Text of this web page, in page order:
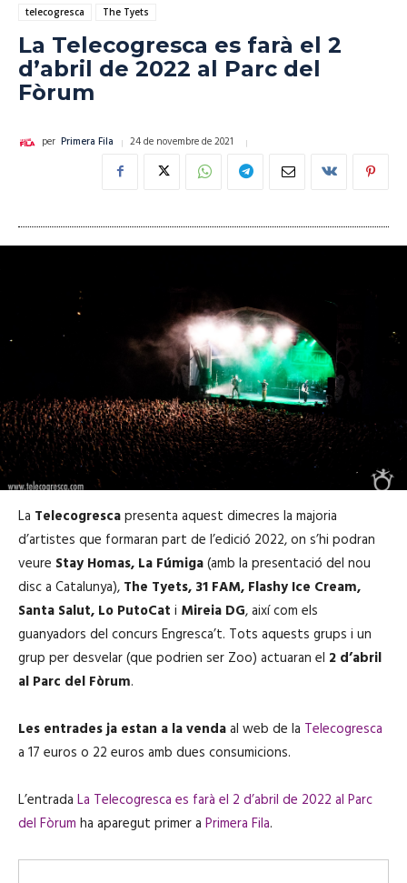
telecogresca
The Tyets
La Telecogresca es farà el 2
d’abril de 2022 al Parc del
Fòrum
per Primera Fila 24 de novembre de 2021
La Telecogrescapresenta aquest dimecres la majoria
d’artistes que formaran part de l’edició 2022, on s’hi podran
veure Stay Homas, La Fúmiga(amb la presentació del nou
disc a Catalunya), The Tyets, 31 FAM, Flashy Ice Cream,
Santa Salut, Lo PutoCat i Mireia DG, així com els
guanyadors del concurs Engresca’t. Tots aquests grups i un
grup per desvelar (que podrien ser Zoo) actuaran el 2 d’abril
al Parc del Fòrum.
Les entrades ja estan a la vendaal web de la Telecogresca
a 17 euros o 22 euros amb dues consumicions.
L’entrada La Telecogresca es farà el 2 d’abril de 2022 al Parc
del Fòrum ha aparegut primer a Primera Fila.